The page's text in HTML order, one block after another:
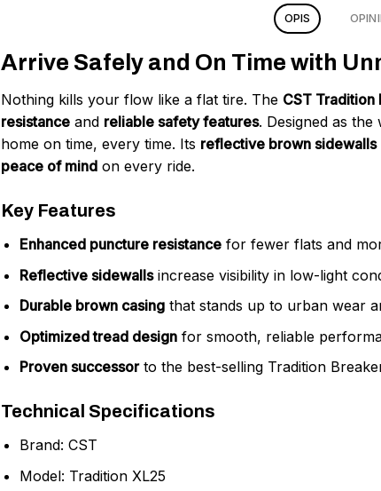
OPIS
Arrive Safely and On Time with
Nothing kills your flow like a flat tire. The CST Tradition
resistance and reliable safety features. Designed as
home on time, every time. Its reflective brown sidewalls
peace of mind on every ride.
Key Features
Enhanced puncture resistancefor fewer flats and
Reflective sidewallsincrease visibility in low-light
Durable brown casingthat stands up to urban wear
Optimized tread designfor smooth, reliable
Proven successorto the best-selling Tradition
Technical Specifications
Brand: CST
Model: Tradition XL25